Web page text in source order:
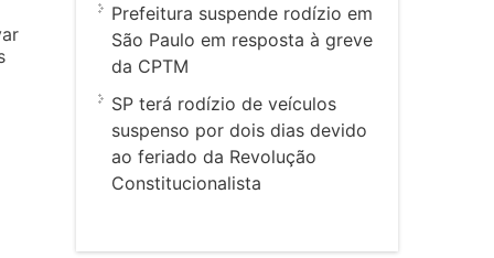
Prefeitura suspende rodízio em
São Paulo em resposta à greve
da CPTM
SP terá rodízio de veículos
suspenso por dois dias devido
ao feriado da Revolução
Constitucionalista